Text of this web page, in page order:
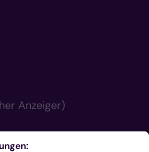
Anzeiger)